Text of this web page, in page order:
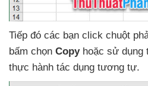
Tiếp đó các bạn click chuột
bấm chọn Copy hoặc sử dụng
thực hành tác dụng tương tự.